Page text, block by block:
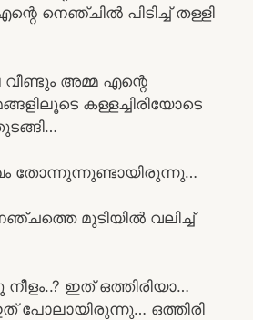
നെഞ്ചിൽ പിടിച്ച് തള്ളി
അമ്മ എന്റെ
കള്ളച്ചിരിയോടെ
തോന്നുന്നുണ്ടായിരുന്നു…
മുടിയിൽ വലിച്ച്
ഇത് ഒത്തിരിയാ…
പോലായിരുന്നു… ഒത്തിരി